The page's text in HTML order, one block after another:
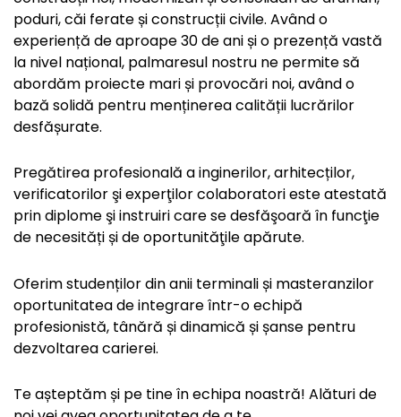
poduri, căi ferate și construcții civile. Având o
experiență de aproape 30 de ani și o prezență vastă
la nivel național, palmaresul nostru ne permite să
abordăm proiecte mari și provocări noi, având o
bază solidă pentru menținerea calității lucrărilor
desfășurate.
Pregătirea profesională a inginerilor, arhitecților,
verificatorilor şi experţilor colaboratori este atestată
prin diplome şi instruiri care se desfăşoară în funcţie
de necesități și de oportunităţile apărute.
Oferim studenților din anii terminali și masteranzilor
oportunitatea de integrare într-o echipă
profesionistă, tânără și dinamică și șanse pentru
dezvoltarea carierei.
Te așteptăm și pe tine în echipa noastră! Alături de